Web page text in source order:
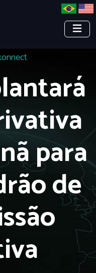
para
de